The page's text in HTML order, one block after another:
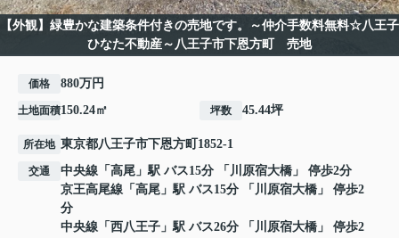
【外観】緑豊かな建築条件付きの売地です。～仲介手数料無料☆八王子
ひなた不動産～八王子市下恩方町 売地
価格 880万円
土地面積150.24㎡ 坪数 45.44坪
所在地 東京都八王子市下恩方町 1852-1
交通 中央線 「 高尾 」駅 バス15分 「川原宿大橋」 停歩2分
京王高尾線 「 高尾 」駅 バス15分 「川原宿大橋」 停歩2
分
中央線 「 西八王子 」駅 バス26分 「川原宿大橋」 停歩2